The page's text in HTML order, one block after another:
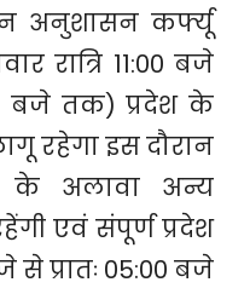
अनुशासन कर्फ्यू
रात्रि 11:00 बजे
बजे तक) प्रदेश के
रहेगा इस दौरान
के अलावा अन्य
एवं संपूर्ण प्रदेश
से प्रातः 05:00 बजे